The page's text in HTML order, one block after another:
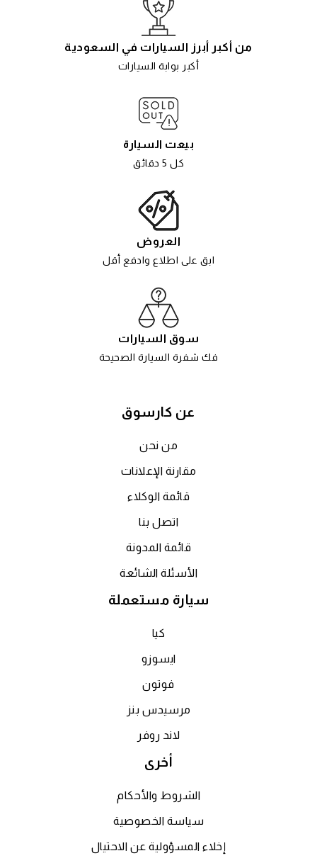
من أكبر أبرز السيارات في السعودية
أكبر بوابة السيارات
بيعت السيارة
كل 5 دقائق
العروض
ابق على اطلاع وادفع أقل
سوق السيارات
فك شفرة السيارة الصحيحة
عن كارسوق
من نحن
مقارنة الإعلانات
قائمة الوكلاء
اتصل بنا
قائمة المدونة
الأسئلة الشائعة
سيارة مستعملة
كيا
ايسوزو
فوتون
مرسيدس بنز
لاند روفر
أخرى
الشروط والأحكام
سياسة الخصوصية
إخلاء المسؤولية عن الاحتيال